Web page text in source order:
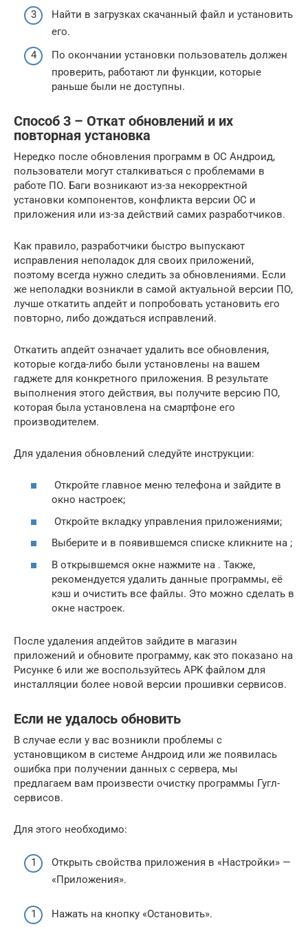
Найти в загрузках скачанный файл и установить
его.
По окончании установки пользователь должен
проверить, работают ли функции, которые
раньше были не доступны.
Способ 3 – Откат обновлений и их
повторная установка
Нередко после обновления программ в ОС Андроид,
пользователи могут сталкиваться с проблемами в
работе ПО. Баги возникают из-за некорректной
установки компонентов, конфликта версии ОС и
приложения или из-за действий самих разработчиков.
Как правило, разработчики быстро выпускают
исправления неполадок для своих приложений,
поэтому всегда нужно следить за обновлениями. Если
же неполадки возникли в самой актуальной версии ПО,
лучше откатить апдейт и попробовать установить его
повторно, либо дождаться исправлений.
Откатить апдейт означает удалить все обновления,
которые когда-либо были установлены на вашем
гаджете для конкретного приложения. В результате
выполнения этого действия, вы получите версию ПО,
которая была установлена на смартфоне его
производителем.
Для удаления обновлений следуйте инструкции:
Откройте главное меню телефона и зайдите в
окно настроек;
Откройте вкладку управления приложениями;
Выберите и в появившемся списке кликните на ;
В открывшемся окне нажмите на . Также,
рекомендуется удалить данные программы, её
кэш и очистить все файлы. Это можно сделать в
окне настроек.
После удаления апдейтов зайдите в магазин
приложений и обновите программу, как это показано на
Рисунке 6 или же воспользуйтесь APK файлом для
инсталляции более новой версии прошивки сервисов.
Если не удалось обновить
В случае если у вас возникли проблемы с
установщиком в системе Андроид или же появилась
ошибка при получении данных с сервера, мы
предлагаем вам произвести очистку программы Гугл-
сервисов.
Для этого необходимо:
Открыть свойства приложения в «Настройки» —
«Приложения».
Нажать на кнопку «Остановить».